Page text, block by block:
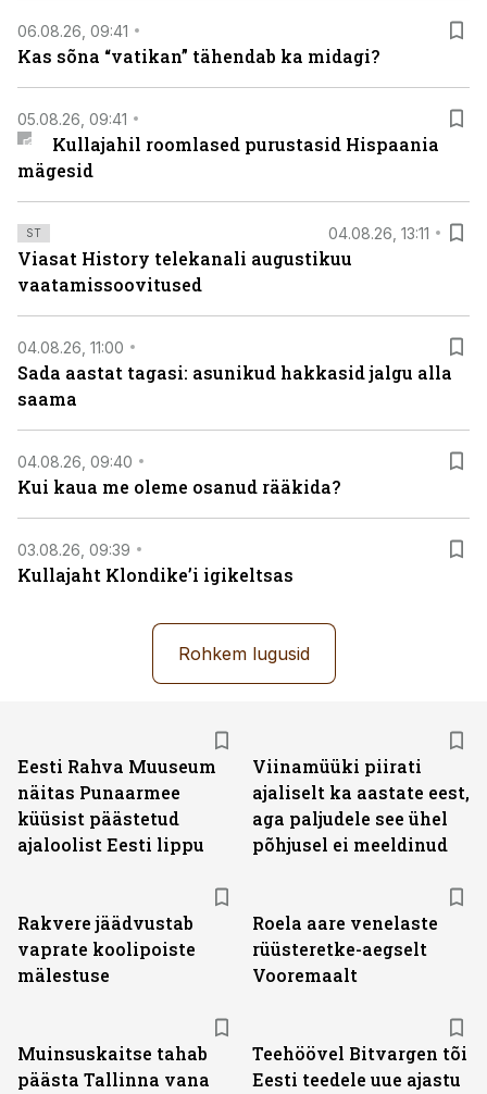
06.08.26, 09:41
Kas sõna “vatikan” tähendab ka midagi?
05.08.26, 09:41
Kullajahil roomlased purustasid Hispaania
mägesid
ST 04.08.26, 13:11
Viasat History telekanali augustikuu
vaatamissoovitused
04.08.26, 11:00
Sada aastat tagasi: asunikud hakkasid jalgu alla
saama
04.08.26, 09:40
Kui kaua me oleme osanud rääkida?
03.08.26, 09:39
Kullajaht Klondike’i igikeltsas
Rohkem lugusid
Eesti Rahva Muuseum
näitas Punaarmee
küüsist päästetud
ajaloolist Eesti lippu
Viinamüüki piirati
ajaliselt ka aastate eest,
aga paljudele see ühel
põhjusel ei meeldinud
Rakvere jäädvustab
vaprate koolipoiste
mälestuse
Roela aare venelaste
rüüsteretke-aegselt
Vooremaalt
Muinsuskaitse tahab
päästa Tallinna vana
Teehöövel Bitvargen tõi
Eesti teedele uue ajastu